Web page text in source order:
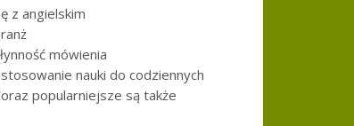
z angielskim
mówienia
nauki do codziennych
popularniejsze są także